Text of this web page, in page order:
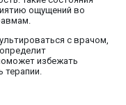
ощущений во
с врачом,
избежать
терапии.